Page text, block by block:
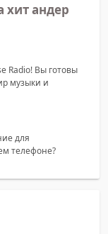
андер
Radio! Вы готовы
музыки и
для
телефоне?